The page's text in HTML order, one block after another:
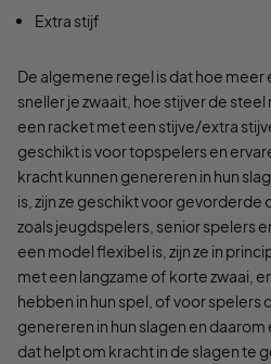
Extra stijf
De algemene regel is dat hoe meer
sneller je zwaait, hoe stijver de
een racket met een stijve/extra
geschikt is voor topspelers en
kracht kunnen genereren in hun
is, zijn ze geschikt voor
zoals jeugdspelers, senior spelers
een model flexibel is, zijn ze in
met een langzame of korte zwaai,
hebben in hun spel, of voor spelers
genereren in hun slagen en
dat helpt om kracht in de slagen te